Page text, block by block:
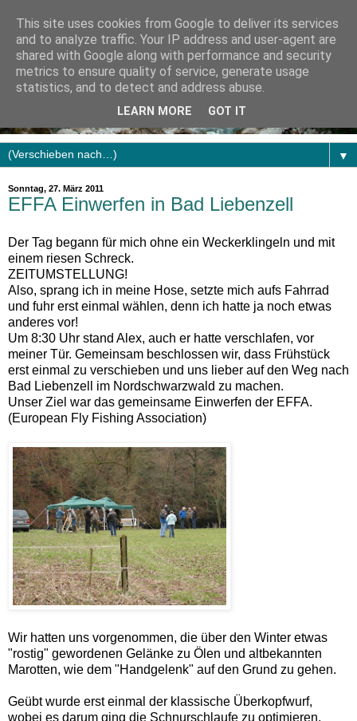
▼
Sonntag, 27. März 2011
EFFA Einwerfen in Bad Liebenzell
Der Tag begann für mich ohne ein Weckerklingeln und mit
einem riesen Schreck.
ZEITUMSTELLUNG!
Also, sprang ich in meine Hose, setzte mich aufs Fahrrad
und fuhr erst einmal wählen, denn ich hatte ja noch etwas
anderes vor!
Um 8:30 Uhr stand Alex, auch er hatte verschlafen, vor
meiner Tür. Gemeinsam beschlossen wir, dass Frühstück
erst einmal zu verschieben und uns lieber auf den Weg nach
Bad Liebenzell im Nordschwarzwald zu machen.
Unser Ziel war das gemeinsame Einwerfen der EFFA.
(European Fly Fishing Association)
Wir hatten uns vorgenommen, die über den Winter etwas
"rostig" gewordenen Gelänke zu Ölen und altbekannten
Marotten, wie dem "Handgelenk" auf den Grund zu gehen.
Geübt wurde erst einmal der klassische Überkopfwurf,
wobei es darum ging die Schnurschlaufe zu optimieren,
This site uses cookies from Google to deliver its services
and to analyze traffic. Your IP address and user-agent are
shared with Google along with performance and security
metrics to ensure quality of service, generate usage
statistics, and to detect and address abuse.
LEARN MORE GOT IT